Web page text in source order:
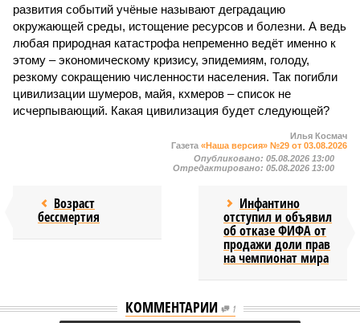
развития событий учёные называют деградацию
окружающей среды, истощение ресурсов и болезни. А ведь
любая природная катастрофа непременно ведёт именно к
этому – экономическому кризису, эпидемиям, голоду,
резкому сокращению численности населения. Так погибли
цивилизации шумеров, майя, кхмеров – список не
исчерпывающий. Какая цивилизация будет следующей?
Илья Космач
Газета «Наша версия» №29 от 03.08.2026
Опубликовано: 05.08.2026 13:00
Отредактировано: 05.08.2026 13:00
Возраст
бессмертия
Инфантино
отступил и объявил
об отказе ФИФА от
продажи доли прав
на чемпионат мира
КОММЕНТАРИИ 1